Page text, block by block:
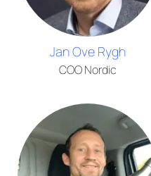
Jan Ove Rygh
COO Nordic